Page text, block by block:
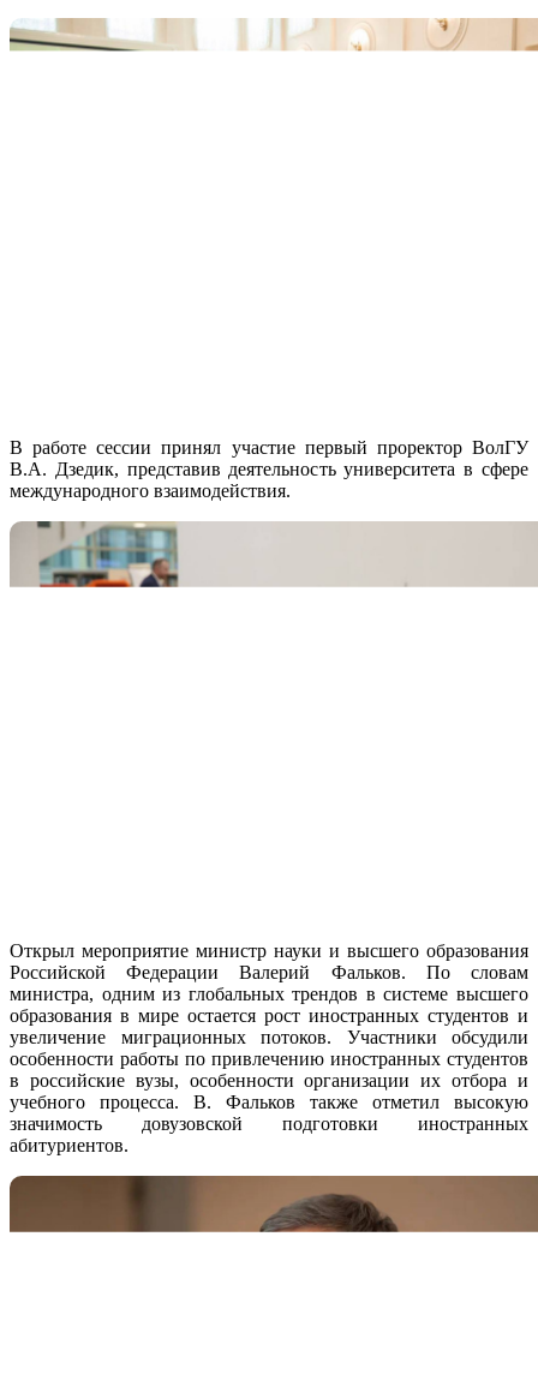
В работе сессии принял участие первый проректор ВолГУ
В.А. Дзедик, представив деятельность университета в сфере
международного взаимодействия.
Открыл мероприятие министр науки и высшего образования
Российской Федерации Валерий Фальков. По словам
министра, одним из глобальных трендов в системе высшего
образования в мире остается рост иностранных студентов и
увеличение миграционных потоков. Участники обсудили
особенности работы по привлечению иностранных студентов
в российские вузы, особенности организации их отбора и
учебного процесса. В. Фальков также отметил высокую
значимость довузовской подготовки иностранных
абитуриентов.